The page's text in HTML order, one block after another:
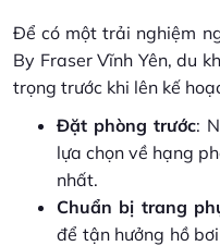
Để có một trải nghiệm
By Fraser Vĩnh Yên, du
trọng trước khi lên kế
Đặt phòng trước:
lựa chọn về hạng
nhất.
Chuẩn bị trang
để tận hưởng hồ